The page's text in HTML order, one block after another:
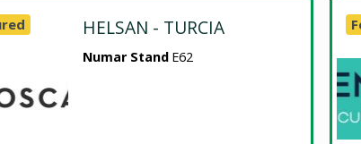
HELSAN - TURCIA
Numar Stand E62